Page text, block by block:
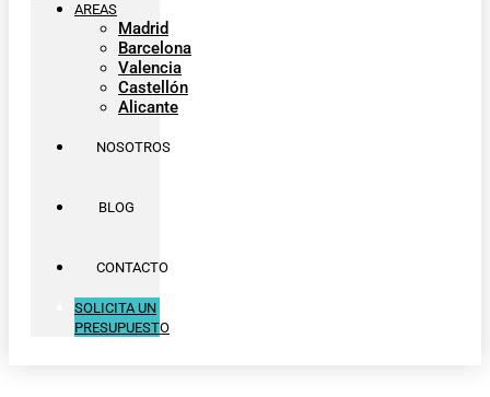
AREAS
Madrid
Barcelona
Valencia
Castellón
Alicante
NOSOTROS
BLOG
CONTACTO
SOLICITA UN
PRESUPUESTO